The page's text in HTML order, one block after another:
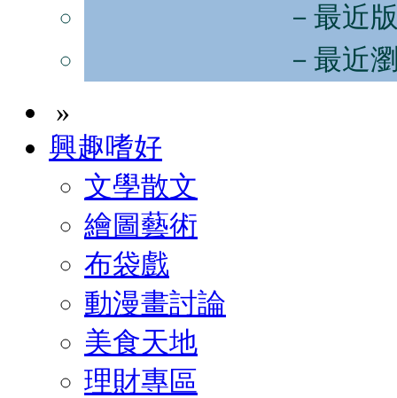
－最近
－最近
»
興趣嗜好
文學散文
繪圖藝術
布袋戲
動漫畫討論
美食天地
理財專區